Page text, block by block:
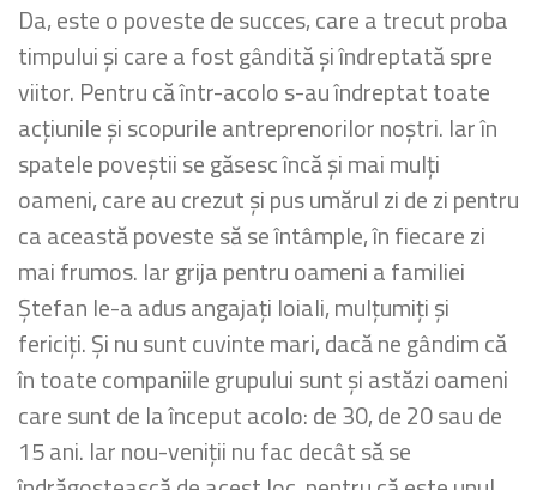
Da, este o poveste de succes, care a trecut proba
timpului și care a fost gândită și îndreptată spre
viitor. Pentru că într-acolo s-au îndreptat toate
acțiunile și scopurile antreprenorilor noștri. Iar în
spatele poveștii se găsesc încă și mai mulți
oameni, care au crezut și pus umărul zi de zi pentru
ca această poveste să se întâmple, în fiecare zi
mai frumos. Iar grija pentru oameni a familiei
Ștefan le-a adus angajați loiali, mulțumiți și
fericiți. Și nu sunt cuvinte mari, dacă ne gândim că
în toate companiile grupului sunt și astăzi oameni
care sunt de la început acolo: de 30, de 20 sau de
15 ani. Iar nou-veniții nu fac decât să se